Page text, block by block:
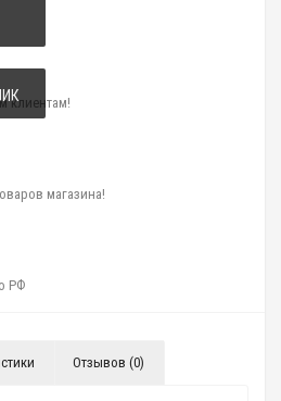
клиентам!
магазина!
РФ
Отзывов (0)